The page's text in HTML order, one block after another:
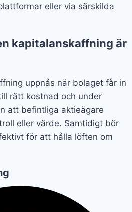
eller via särskilda
kapitalanskaffning är
uppnås när bolaget får in
rätt kostnad och under
att befintliga aktieägare
eller värde. Samtidigt bör
för att hålla löften om